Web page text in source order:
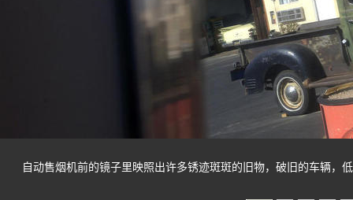
自动售烟机前的镜子里映照出许多锈迹斑斑的旧物，破旧的车辆，